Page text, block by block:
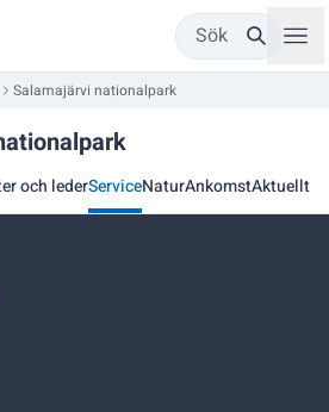
Sök
Salamajärvi nationalpark
och lederServiceNaturAnkomstAktuellt